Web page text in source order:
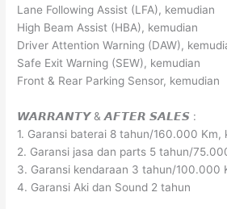
Lane Following Assist (LFA), kemudian
High Beam Assist (HBA), kemudian
Driver Attention Warning (DAW),
Safe Exit Warning (SEW), kemudian
Front & Rear Parking Sensor, kemudian
𝙒𝘼𝙍𝙍𝘼𝙉𝙏𝙔 & 𝘼𝙁𝙏𝙀𝙍 𝙎𝘼𝙇𝙀𝙎 :
1. Garansi baterai 8 tahun/160.000 Km,
2. Garansi jasa dan parts 5 tahun/
3. Garansi kendaraan 3 tahun/100.000
4. Garansi Aki dan Sound 2 tahun